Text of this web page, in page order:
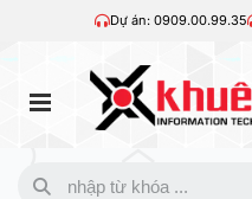
Dự án: 0909.00.99.35